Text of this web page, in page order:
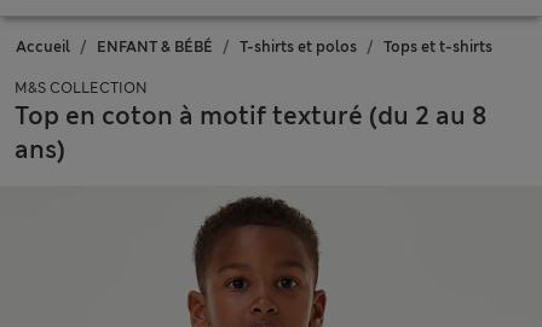
Accueil ENFANT & BÉBÉ T-shirts et polos Tops et t-shirts
M&S COLLECTION
Top en coton à motif texturé (du 2 au 8
ans)